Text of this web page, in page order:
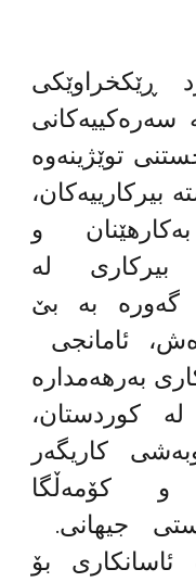
ڕێکخراوێکی
سەرەکییەکانی
توێژینەوە
بیرکارییەکان،
و
بیرکاری لە
گەورە بە بێ
ئامانجی
بەرهەمدارە
لە کوردستان،
کاریگەر
و کۆمەڵگا
جیهانی.
بۆ